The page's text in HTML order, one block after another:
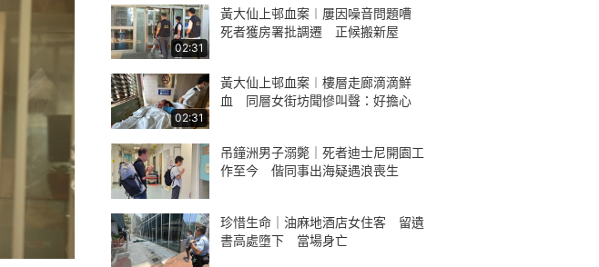
02:31
黃大仙上邨血案︱屢因噪音問題嘈
死者獲房署批調遷 正候搬新屋
02:31
黃大仙上邨血案︱樓層走廊滴滴鮮
血 同層女街坊聞慘叫聲：好擔心
吊鐘洲男子溺斃｜死者迪士尼開園工
作至今 偕同事出海疑遇浪喪生
珍惜生命｜油麻地酒店女住客 留遺
書高處墮下 當場身亡